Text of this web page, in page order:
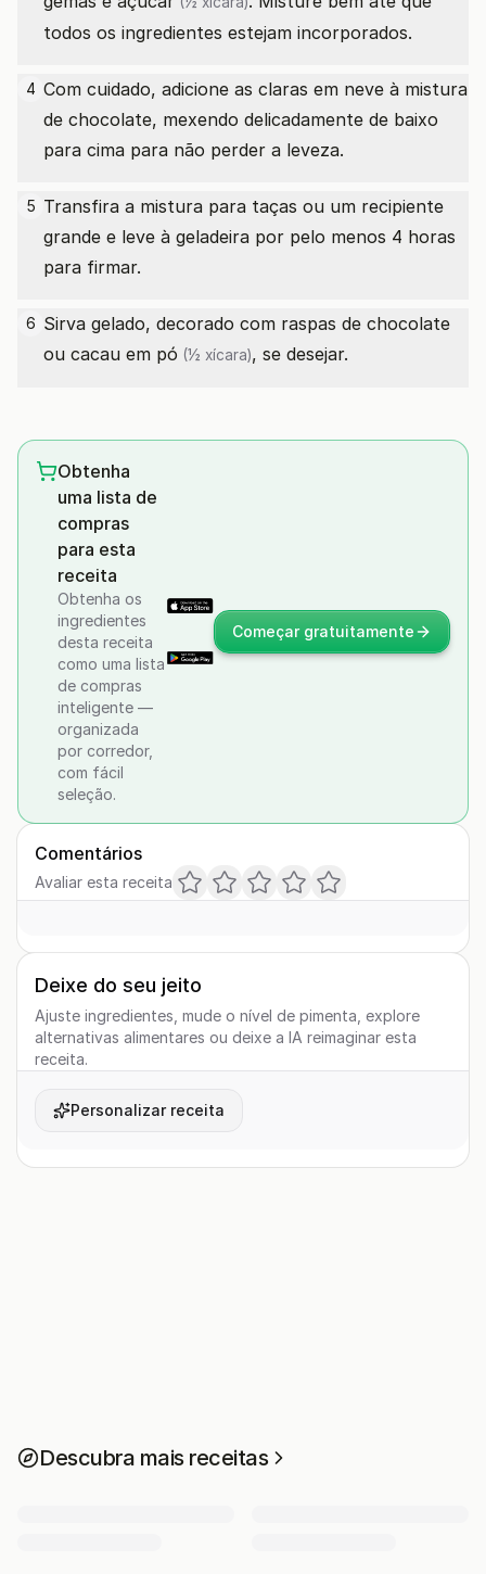
todos os ingredientes estejam incorporados.
4 Com cuidado, adicione as claras em neve à mistura
de chocolate, mexendo delicadamente de baixo
para cima para não perder a leveza.
5 Transfira a mistura para taças ou um recipiente
grande e leve à geladeira por pelo menos 4 horas
para firmar.
6 Sirva gelado, decorado com raspas de chocolate
ou cacau em pó (½ xícara), se desejar.
Obtenha
uma lista de
compras
para esta
receita
Obtenha os
ingredientes
desta receita
como uma lista
de compras
inteligente —
organizada
por corredor,
com fácil
seleção.
Começar gratuitamente
Comentários
Avaliar esta receita
Deixe do seu jeito
Ajuste ingredientes, mude o nível de pimenta, explore
alternativas alimentares ou deixe a IA reimaginar esta
receita.
Personalizar receita
Descubra mais receitas